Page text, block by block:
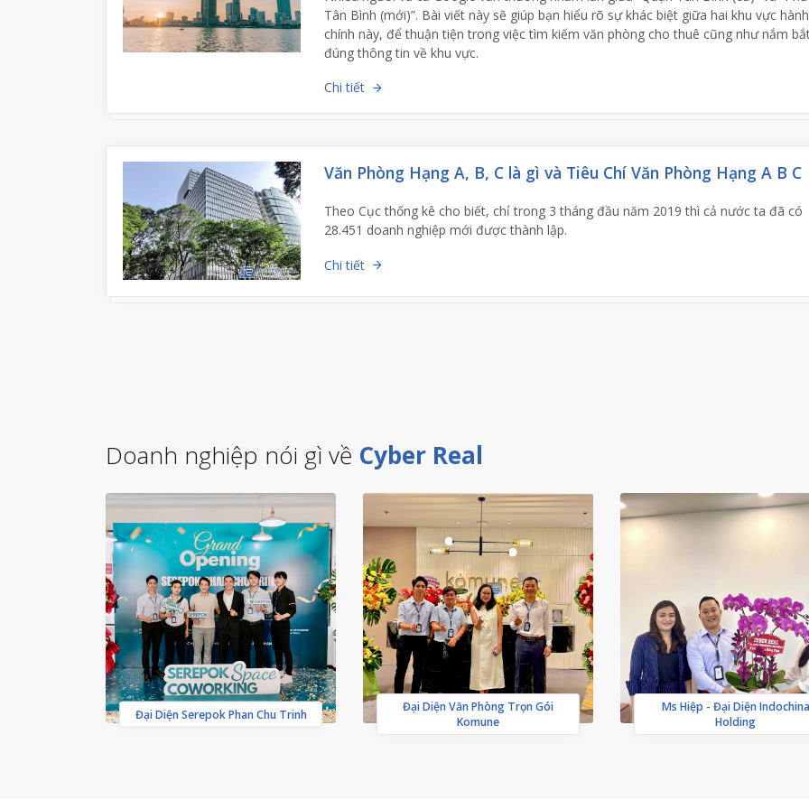
Tân Bình (mới)”. Bài viết này sẽ giúp bạn hiểu rõ sự khác biệt giữa hai khu vực hành
chính này, để thuận tiện trong việc tìm kiếm văn phòng cho thuê cũng như nắm
đúng thông tin về khu vực.
Chi tiết
Văn Phòng Hạng A, B, C là gì và Tiêu Chí Văn Phòng Hạng A B C
Theo Cục thống kê cho biết, chỉ trong 3 tháng đầu năm 2019 thì cả nước ta đã có
28.451 doanh nghiệp mới được thành lập.
Chi tiết
Doanh nghiệp nói gì về Cyber Real
Đại Diện Serepok Phan Chu Trinh
Đại Diện Văn Phòng Trọn Gói
Komune
Ms Hiệp - Đại Diện Indochina
Holding